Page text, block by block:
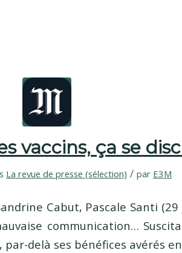
vaccins, ça se
La revue de presse (sélection) / par E3M
Cabut, Pascale Santi
communication…
delà ses bénéfices avérés